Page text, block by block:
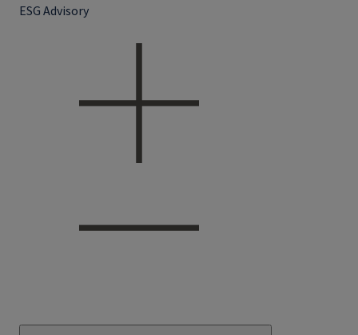
ESG Advisory